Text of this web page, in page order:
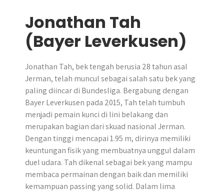
Jonathan Tah
(Bayer Leverkusen)
Jonathan Tah, bek tengah berusia 28 tahun asal
Jerman, telah muncul sebagai salah satu bek yang
paling diincar di Bundesliga. Bergabung dengan
Bayer Leverkusen pada 2015, Tah telah tumbuh
menjadi pemain kunci di lini belakang dan
merupakan bagian dari skuad nasional Jerman.
Dengan tinggi mencapai 1.95 m, dirinya memiliki
keuntungan fisik yang membuatnya unggul dalam
duel udara. Tah dikenal sebagai bek yang mampu
membaca permainan dengan baik dan memiliki
kemampuan passing yang solid. Dalam lima